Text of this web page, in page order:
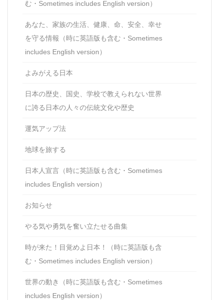
む・Sometimes includes English version）
あなた、家族の生活、健康、命、安全、幸せ
を守る情報（時に英語版も含む・Sometimes
includes English version）
よみがえる日本
日本の歴史、国史、学校で教えられない世界
に誇る日本の人々の伝統文化や歴史
運気アップ法
地球を旅する
日本人宣言（時に英語版も含む・Sometimes
includes English version）
お知らせ
やる気や勇気を奮い立たせる曲集
時が来た！目覚めよ日本！（時に英語版も含
む・Sometimes includes English version）
世界の動き（時に英語版も含む・Sometimes
includes English version）